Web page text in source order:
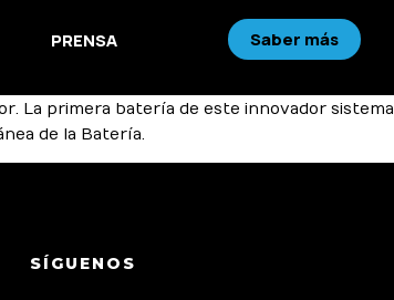
Saber más
PRENSA
La primera batería de este innovador sistema
de la Batería.
SÍGUENOS